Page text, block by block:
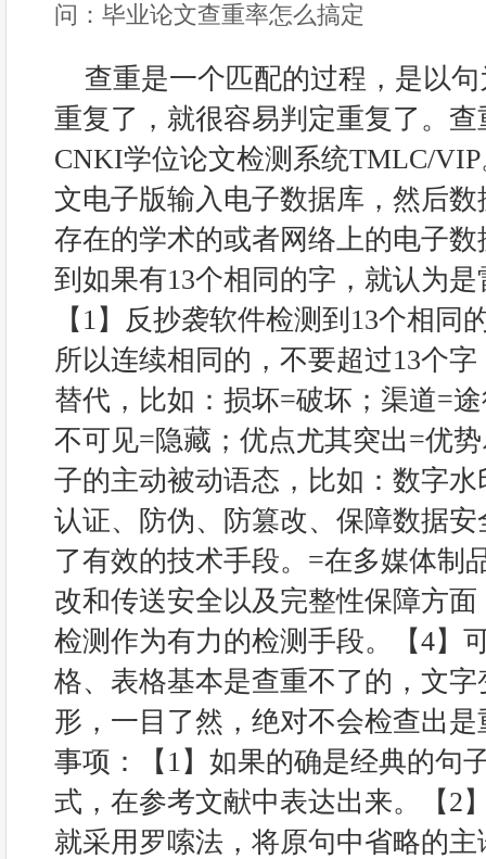
问：毕业论文查重率怎么搞定
查重是一个匹配的过程，是以
重复了，就很容易判定重复了。
CNKI学位论文检测系统TMLC/
文电子版输入电子数据库，然后
存在的学术的或者网络上的电子
到如果有13个相同的字，就认为
【1】反抄袭软件检测到13个相同
所以连续相同的，不要超过13个
替代，比如：损坏=破坏；渠道=
不可见=隐藏；优点尤其突出=优
子的主动被动语态，比如：数字
认证、防伪、防篡改、保障数据
了有效的技术手段。=在多媒体制
改和传送安全以及完整性保障方
检测作为有力的检测手段。【4】
格、表格基本是查重不了的，文
形，一目了然，绝对不会检查出
事项：【1】如果的确是经典的句
式，在参考文献中表达出来。【2
就采用罗嗦法，将原句中省略的